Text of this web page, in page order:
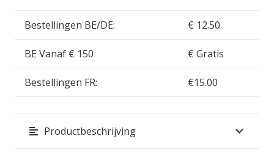
Bestellingen BE/DE: € 12.50
BE Vanaf € 150 € Gratis
Bestellingen FR: €15.00
Productbeschrijving